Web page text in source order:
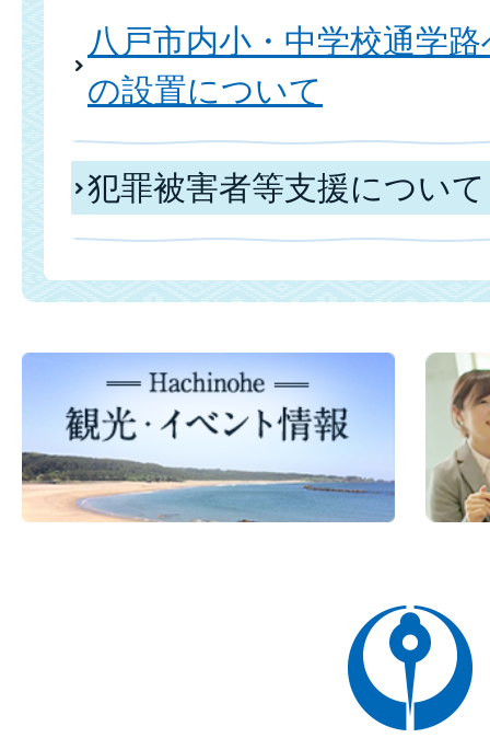
八戸市内小・中学校通学
の設置について
犯罪被害者等支援について
八
戸
市